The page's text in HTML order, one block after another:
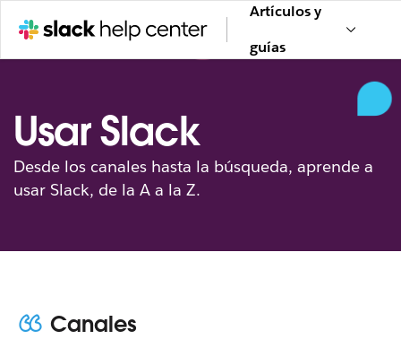
Artículos y
guías
Usar Slack
Desde los canales hasta la búsqueda, aprende a
usar Slack, de la A a la Z.
Canales